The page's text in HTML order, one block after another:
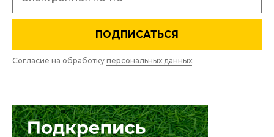
ПОДПИСАТЬСЯ
Согласие на обработку персональных данных.